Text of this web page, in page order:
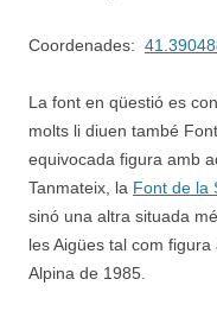
Coordenades:
La font en qüestió es
molts li diuen també
equivocada figura amb
Tanmateix, la Font de la
sinó una altra situada
les Aigües tal com
Alpina de 1985.